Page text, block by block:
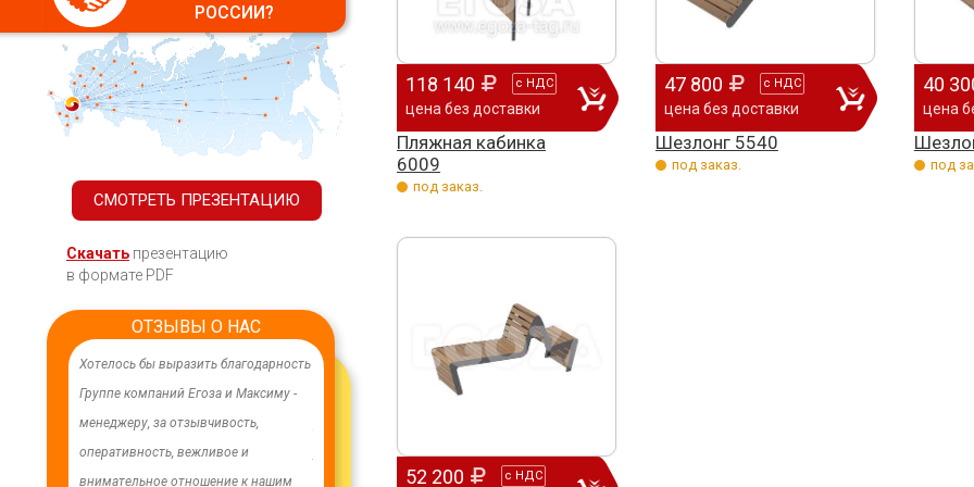
РОССИИ?
СМОТРЕТЬ ПРЕЗЕНТАЦИЮ
Скачать презентацию
в формате PDF
ОТЗЫВЫ О НАС
бы выразить благодарность
компаний Егоза и Максиму -
за отзывчивость,
вежливое и
отношение к нашим
В целях устойчивого водоснабжения,
в п. Бага-Чонос проведены
ремонтные работы на водозаборе:
установлена водонапорная башня
Рожновского, емкостью 100 м3;
От всей души хочу поблагодарить
компанию "Егоза" за их продукцию,
лояльность. На протяжении многих
лет приобретаем детское спортивное
118 140 с НДС
цена без доставки
Пляжная кабинка
6009
под заказ.
47 800 с НДС
цена без доставки
Шезлонг 5540
под заказ.
40
цена
под
52 200 с НДС